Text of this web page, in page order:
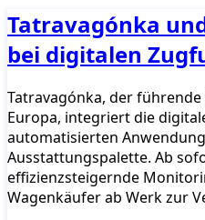
Tatravagónka
bei digitalen
Tatravagónka, der
Europa, integriert die
automatisierten
Ausstattungspalette. Ab
effizienzsteigernde
Wagenkäufer ab Werk zur